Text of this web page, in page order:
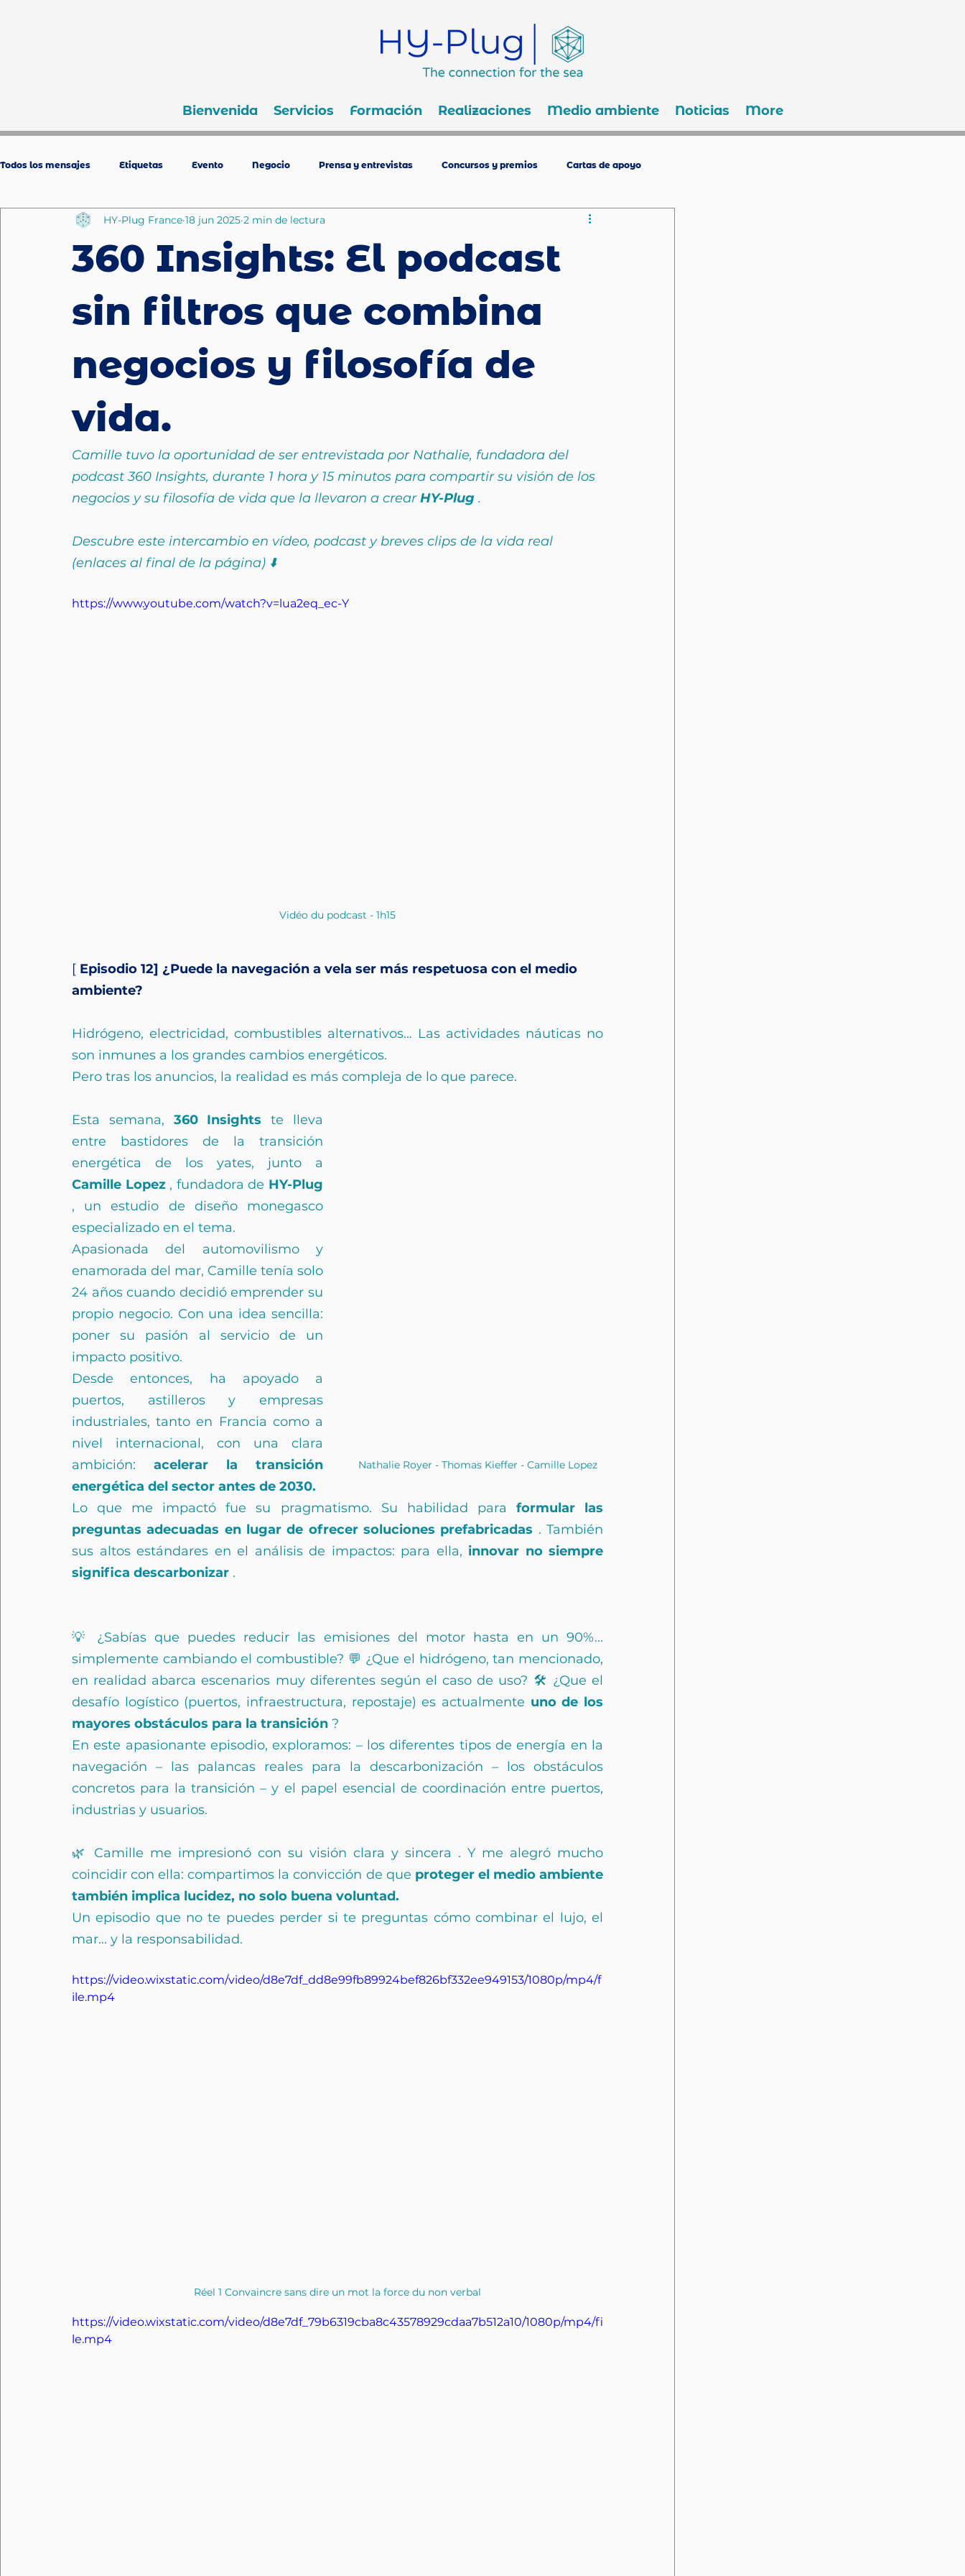
Bienvenida Servicios Formación Realizaciones Medio ambiente Noticias More
Todos los mensajes Etiquetas Evento Negocio Prensa y entrevistas Concursos y premios Cartas de apoyo
360 Insights: El podcast
sin filtros que combina
negocios y filosofía de
vida.
HY-Plug France 18 jun 2025 2 min de lectura
Camille tuvo la oportunidad de ser entrevistada por Nathalie, fundadora del
podcast 360 Insights, durante 1 hora y 15 minutos para compartir su visión de los
negocios y su filosofía de vida que la llevaron a crear HY-Plug .
Descubre este intercambio en vídeo, podcast y breves clips de la vida real
(enlaces al final de la página) ⬇️
https://www.youtube.com/watch?v=lua2eq_ec-Y
Vidéo du podcast - 1h15
[ Episodio 12] ¿Puede la navegación a vela ser más respetuosa con el medio
ambiente?
Hidrógeno, electricidad, combustibles alternativos… Las actividades náuticas no
son inmunes a los grandes cambios energéticos.
Pero tras los anuncios, la realidad es más compleja de lo que parece.
Nathalie Royer - Thomas Kieffer - Camille Lopez
Esta semana, 360 Insights
te lleva
entre bastidores de la transición
energética de los yates, junto a
Camille Lopez , fundadora de HY-Plug
, un estudio de diseño monegasco
especializado en el tema.
Apasionada del automovilismo y
enamorada del mar, Camille tenía solo
24 años cuando decidió emprender su
propio negocio. Con una idea sencilla:
poner su pasión al servicio de un
impacto positivo.
Desde entonces, ha apoyado a
puertos, astilleros y empresas
industriales, tanto en Francia como a
nivel internacional, con una clara
ambición:
acelerar la transición
energética del sector antes de 2030.
Lo que me impactó fue su
pragmatismo. Su habilidad para
formular las
preguntas adecuadas en lugar de ofrecer soluciones prefabricadas . También
sus altos estándares en el análisis de impactos: para ella, innovar no siempre
significa descarbonizar .
💡 ¿Sabías que puedes reducir las emisiones del motor hasta en un 90%...
simplemente cambiando el combustible? 💬 ¿Que el hidrógeno, tan mencionado,
en realidad abarca escenarios muy diferentes según el caso de uso? 🛠 ¿Que el
desafío logístico (puertos, infraestructura, repostaje) es actualmente uno de los
mayores obstáculos para la transición ?
En este apasionante episodio, exploramos: – los diferentes tipos de energía en la
navegación – las palancas reales para la descarbonización – los obstáculos
concretos para la transición – y el papel esencial de coordinación entre puertos,
industrias y usuarios.
🌿 Camille me impresionó con su visión clara y sincera . Y me alegró mucho
coincidir con ella: compartimos la convicción de que proteger el medio ambiente
también implica lucidez, no solo buena voluntad.
Un episodio que no te puedes perder si te preguntas cómo combinar el lujo, el
mar... y la responsabilidad.
https://video.wixstatic.com/video/d8e7df_dd8e99fb89924bef826bf332ee949153/1080p/mp4/f
ile.mp4
Réel 1 Convaincre sans dire un mot la force du non verbal
https://video.wixstatic.com/video/d8e7df_79b6319cba8c43578929cdaa7b512a10/1080p/mp4/fi
le.mp4